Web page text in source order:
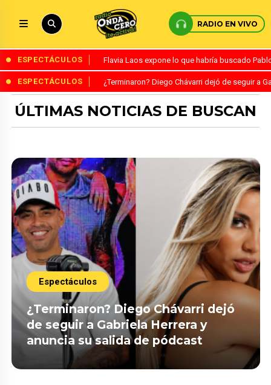
RADIO EN VIVO
ESPECTÁCULOS Flavia Laos expone lo que habría buscado
ESPECTÁCULOS ¿Terminaron? Diego Chávarri dejó de seguir a
ÚLTIMAS NOTICIAS DE BUSCAN
Espectáculos
¿Terminaron? Diego Chávarri dejó
de seguir a Gabriela Herrera y
anuncia su salida de pódcast